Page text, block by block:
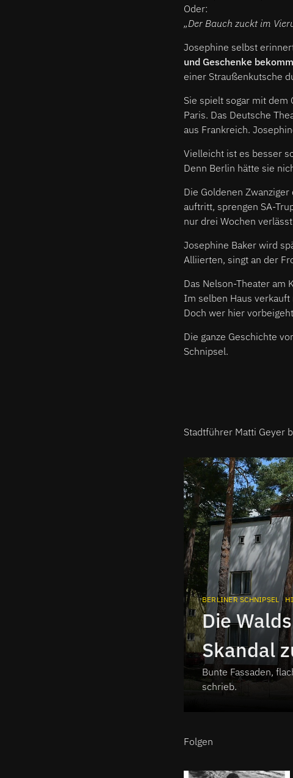
Oder:
„Der Bauch zuckt im
Josephine selbst
und Geschenke
einer Straußenkutsche
Sie spielt sogar mit dem
Paris. Das Deutsche
aus Frankreich.
Vielleicht ist es besser
Denn Berlin hätte sie
Die Goldenen
auftritt, sprengen SA-
nur drei Wochen
Josephine Baker wird
Alliierten, singt an der
Das Nelson-Theater am
Im selben Haus
Doch wer hier
Die ganze Geschichte
Schnipsel.
Stadtführer Matti Geyer
BERLINER SCHNIPSEL
Die
Skandal
Schnipsel
Bunte Fassaden,
schrieb.
Folgen